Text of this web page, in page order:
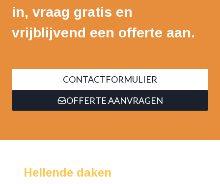
in, vraag gratis en
vrijblijvend een offerte aan.
CONTACTFORMULIER
OFFERTE AANVRAGEN
Hellende daken